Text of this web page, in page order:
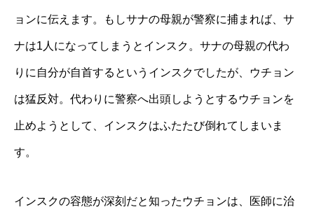
ョンに伝えます。もしサナの母親が警察に捕まれば、サ
ナは1人になってしまうとインスク。サナの母親の代わ
りに自分が自首するというインスクでしたが、ウチョン
は猛反対。代わりに警察へ出頭しようとするウチョンを
止めようとして、インスクはふたたび倒れてしまいま
す。
インスクの容態が深刻だと知ったウチョンは、医師に治